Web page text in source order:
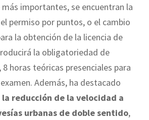
importantes, se encuentran la
permiso por puntos, o el cambio
la obtención de la licencia de
la obligatoriedad de
8 horas teóricas presenciales para
Además, ha destacado
reducción de la velocidad a
urbanas de doble sentido,